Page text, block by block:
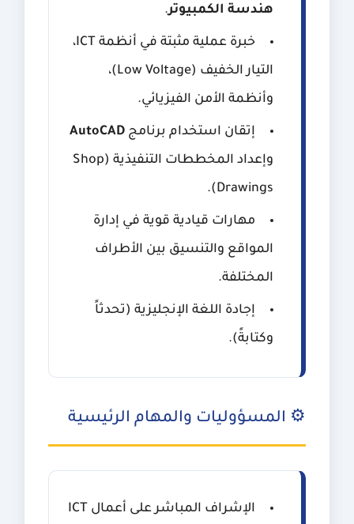
هندسة الكمبيوتر.
خبرة عملية مثبتة في أنظمة ICT،
التيار الخفيف (Low Voltage)،
وأنظمة الأمن الفيزيائي.
إتقان استخدام برنامج AutoCAD
وإعداد المخططات التنفيذية (Shop
Drawings).
مهارات قيادية قوية في إدارة
المواقع والتنسيق بين الأطراف
المختلفة.
إجادة اللغة الإنجليزية (تحدثاً
وكتابةً).
⚙️ المسؤوليات والمهام الرئيسية
الإشراف المباشر على أعمال ICT